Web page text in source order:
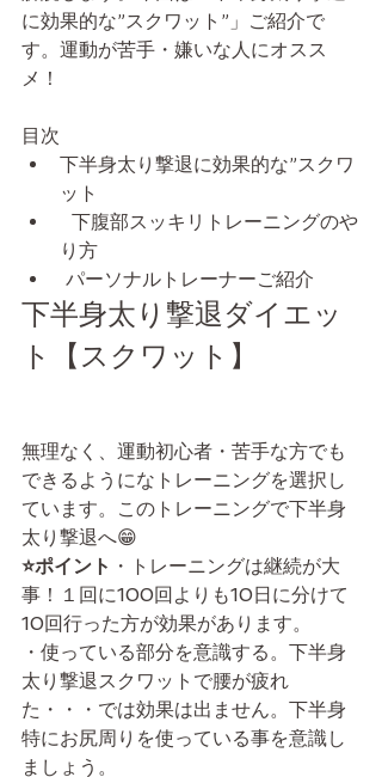
に効果的な”スクワット”」ご紹介で
す。運動が苦手・嫌いな人にオスス
メ！
目次
下半身太り撃退に効果的な”スクワ
ット
下腹部スッキリトレーニングのや
り方
パーソナルトレーナーご紹介
下半身太り撃退ダイエッ
ト【スクワット】
無理なく、運動初心者・苦手な方でも
できるようになトレーニングを選択し
ています。このトレーニングで下半身
太り撃退へ😁
⭐️ポイント ・トレーニングは継続が大
事！１回に100回よりも10日に分けて
10回行った方が効果があります。
・使っている部分を意識する。下半身
太り撃退スクワットで腰が疲れ
た・・・では効果は出ません。下半身
特にお尻周りを使っている事を意識し
ましょう。